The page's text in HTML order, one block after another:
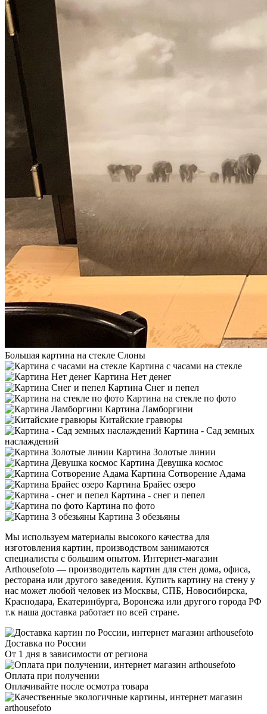
Большая картина на стекле Слоны
Картина с часами на стекле
Картина Нет денег
Картина Снег и пепел
Картина на стекле по фото
Картина Ламборгини
Китайские гравюры
Картина - Сад земных
наслаждений
Картина Золотые линии
Картина Девушка космос
Картина Сотворение Адама
Картина Брайес озеро
Картина - снег и пепел
Картина по фото
Картина 3 обезьяны
Мы используем материалы высокого качества для
изготовления картин, производством занимаются
специалисты с большим опытом. Интернет-магазин
Arthousefoto — производитель картин для стен дома, офиса,
ресторана или другого заведения. Купить картину на стену у
нас может любой человек из Москвы, СПБ, Новосибирска,
Краснодара, Екатеринбурга, Воронежа или другого города РФ
т.к наша доставка работает по всей стране.
Доставка по России
От 1 дня в зависимости от региона
Оплата при получении
Оплачивайте после осмотра товара